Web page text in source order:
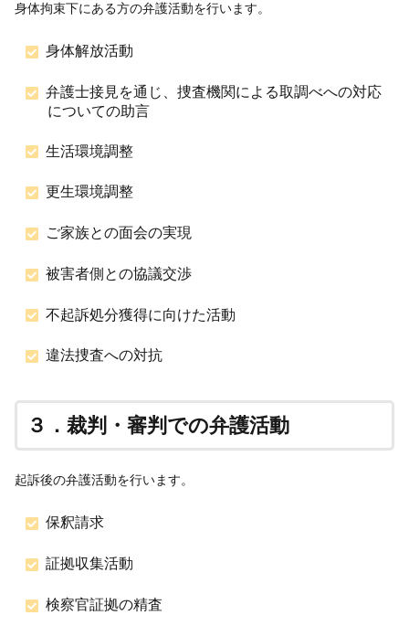
身体拘束下にある方の弁護活動を行います。
身体解放活動
弁護士接見を通じ、捜査機関による取調べへの対応
についての助言
生活環境調整
更生環境調整
ご家族との面会の実現
被害者側との協議交渉
不起訴処分獲得に向けた活動
違法捜査への対抗
３．裁判・審判での弁護活動
起訴後の弁護活動を行います。
保釈請求
証拠収集活動
検察官証拠の精査